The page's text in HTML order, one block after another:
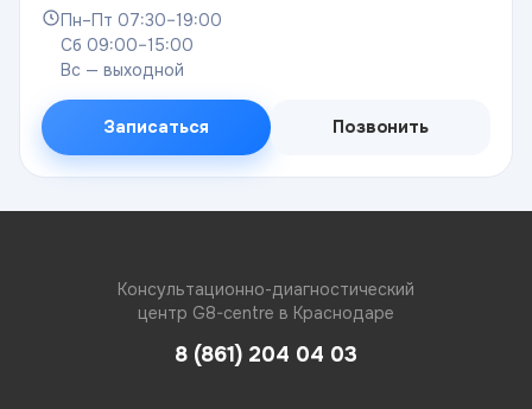
Пн–Пт 07:30–19:00
Сб 09:00–15:00
Вс — выходной
Записаться Позвонить
Консультационно-диагностический
центр G8-centre в Краснодаре
8 (861) 204 04 03